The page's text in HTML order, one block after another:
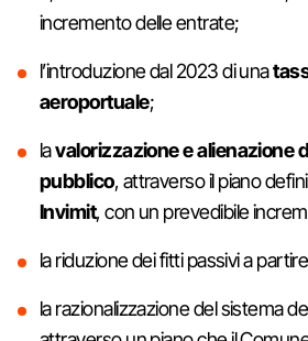
incremento delle entrate;
l’introduzione dal 2023 di una
aeroportuale;
lavalorizzazione e alienazione
pubblico, attraverso il piano
Invimit, con un prevedibile
la riduzione dei fitti passivi a
la razionalizzazione del sistema